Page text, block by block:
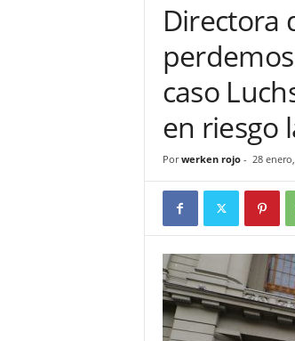
Directora
caso
en riesgo
Por werken rojo- 28